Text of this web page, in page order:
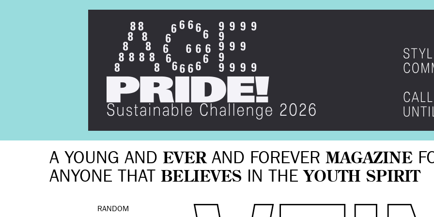
A YOUNG AND EVERAND FOREVER MAGAZINE
ANYONE THAT BELIEVES IN THE YOUTH SPIRIT
RANDOM